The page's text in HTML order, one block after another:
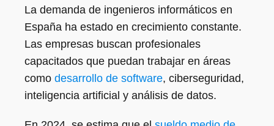
La demanda de ingenieros informáticos en
España ha estado en crecimiento constante.
Las empresas buscan profesionales
capacitados que puedan trabajar en áreas
como desarrollo de software, ciberseguridad,
inteligencia artificial y análisis de datos.